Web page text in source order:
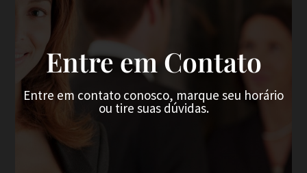
Entre em Contato
Entre em contato conosco, marque seu horário
ou tire suas dúvidas.